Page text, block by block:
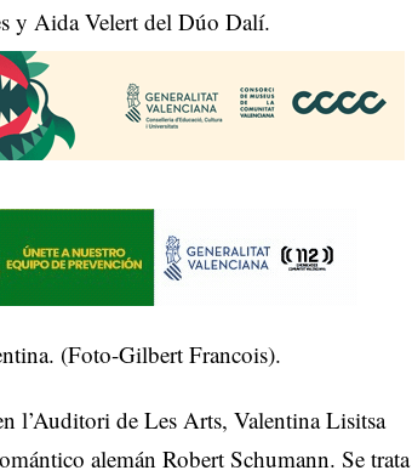
y Aida Velert del Dúo Dalí.
(Foto-Gilbert Francois).
l’Auditori de Les Arts, Valentina Lisitsa
alemán Robert Schumann. Se trata